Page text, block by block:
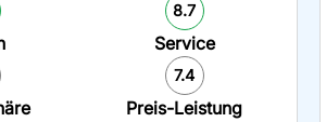
8.7
Service
7.4
Preis-Leistung